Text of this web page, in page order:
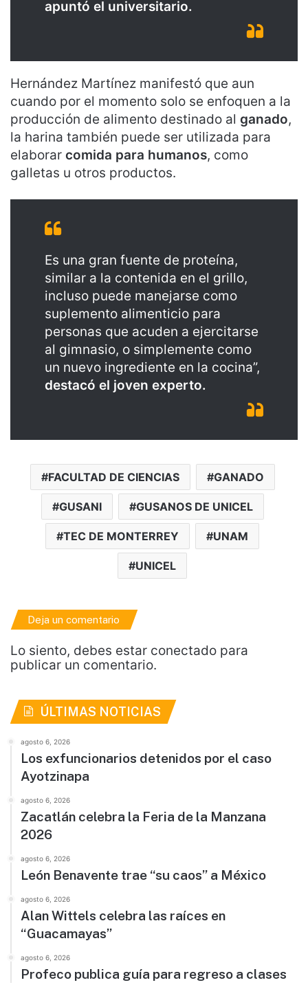
apuntó el universitario.
Hernández Martínez manifestó que aun
cuando por el momento solo se enfoquen a la
producción de alimento destinado al ganado,
la harina también puede ser utilizada para
elaborar comida para humanos, como
galletas u otros productos.
Es una gran fuente de proteína,
similar a la contenida en el grillo,
incluso puede manejarse como
suplemento alimenticio para
personas que acuden a ejercitarse
al gimnasio, o simplemente como
un nuevo ingrediente en la cocina”,
destacó el joven experto.
FACULTAD DE CIENCIAS GANADO
GUSANI GUSANOS DE UNICEL
TEC DE MONTERREY UNAM
UNICEL
Deja un comentario
Lo siento, debes estar conectado para
publicar un comentario.
ÚLTIMAS NOTICIAS
agosto 6, 2026
Los exfuncionarios detenidos por el caso
Ayotzinapa
agosto 6, 2026
Zacatlán celebra la Feria de la Manzana
2026
agosto 6, 2026
León Benavente trae “su caos” a México
agosto 6, 2026
Alan Wittels celebra las raíces en
“Guacamayas”
agosto 6, 2026
Profeco publica guía para regreso a clases